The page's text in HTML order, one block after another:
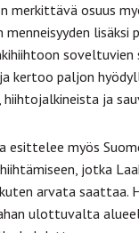
merkittävä osuus
menneisyyden lisäksi
soveltuvien
kertoo paljon
ja
esittelee myös
jotka
arvata saattaa.
ulottuvalta